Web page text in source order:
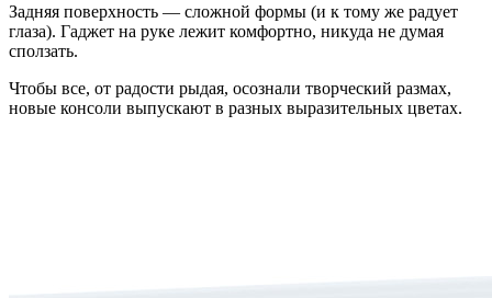
Задняя поверхность — сложной формы (и к тому же радует
глаза). Гаджет на руке лежит комфортно, никуда не думая
сползать.
Чтобы все, от радости рыдая, осознали творческий размах,
новые консоли выпускают в разных выразительных цветах.